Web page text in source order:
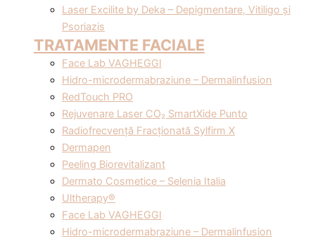
Laser Excilite by Deka – Depigmentare, Vitiligo și
Psoriazis
TRATAMENTE FACIALE
Face Lab VAGHEGGI
Hidro-microdermabraziune – Dermalinfusion
RedTouch PRO
Rejuvenare Laser CO₂ SmartXide Punto
Radiofrecvență Fracționată Sylfirm X
Dermapen
Peeling Biorevitalizant
Dermato Cosmetice – Selenia Italia
Ultherapy®
Face Lab VAGHEGGI
Hidro-microdermabraziune – Dermalinfusion